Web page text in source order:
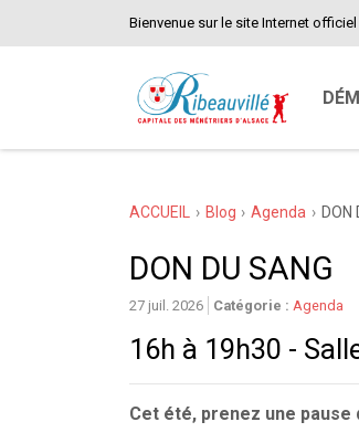
Bienvenue sur le site Internet
ACCUEIL Blog Agenda DON
DON DU SANG
27 juil. 2026 Catégorie : Agenda
16h à 19h30 -
Cet été, prenez une pause